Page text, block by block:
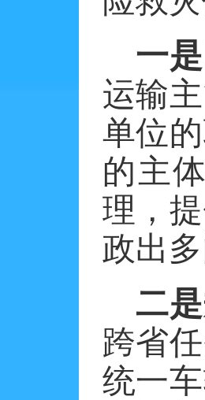
一
运输
单位
的主
理，
政出
二
跨省
统一